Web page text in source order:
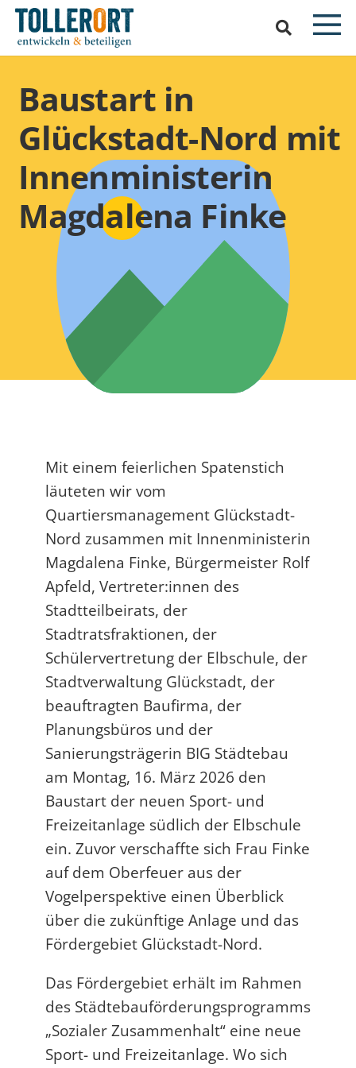
Baustart in
Glückstadt-Nord mit
Innenministerin
Magdalena Finke
Mit einem feierlichen Spatenstich
läuteten wir vom
Quartiersmanagement Glückstadt-
Nord zusammen mit Innenministerin
Magdalena Finke, Bürgermeister Rolf
Apfeld, Vertreter:innen des
Stadtteilbeirats, der
Stadtratsfraktionen, der
Schülervertretung der Elbschule, der
Stadtverwaltung Glückstadt, der
beauftragten Baufirma, der
Planungsbüros und der
Sanierungsträgerin BIG Städtebau
am Montag, 16. März 2026 den
Baustart der neuen Sport- und
Freizeitanlage südlich der Elbschule
ein. Zuvor verschaffte sich Frau Finke
auf dem Oberfeuer aus der
Vogelperspektive einen Überblick
über die zukünftige Anlage und das
Fördergebiet Glückstadt-Nord.
Das Fördergebiet erhält im Rahmen
des Städtebauförderungsprogramms
„Sozialer Zusammenhalt“ eine neue
Sport- und Freizeitanlage. Wo sich